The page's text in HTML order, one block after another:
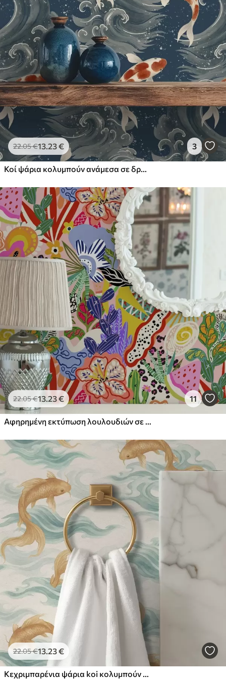
απαλά με ένα μαλακό σφουγγάρι. Οι
ταπετσαρίες με βερνίκι μπορούν να
καθαριστούν με νερό.
Μέθοδος
εφαρμογής
Απρόσκοπτη εφαρμογή
Διαθέσιμα υλικά
Στάνταρ
44.9826.99€/m²
Πρίμιουμ
Premium βινύλιο
65.0039.00 €/m²
22.05€13.23€ 3
Κοί ψάρια κολυμπούν ανάμεσα σε δραματικά κύματα του ωκεανού
22.05€13.23€ 11
Αφηρημένη εκτύπωση λουλουδιών σε στυλ pop art
22.05€13.23€
Κεχριμπαρένια ψάρια koi κολυμπούν ανάμεσα σε απαλά τυρκουάζ κύματα